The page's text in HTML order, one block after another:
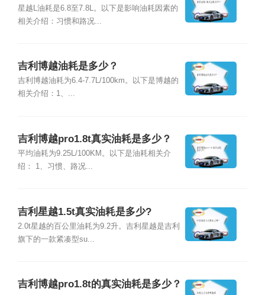
星越L油耗是6.8至7.8L。以下是影响油耗因素的
相关介绍：习惯和路况...
吉利博越油耗是多少？
吉利博越油耗为6.4-7.7L/100km。以下是博越的
相关介绍：1、...
吉利博越pro1.8t真实油耗是多少？
平均油耗为9.25L/100KM。以下是油耗相关介
绍： 1、习惯、路况...
吉利星越1.5t真实油耗是多少?
2.0t星越的百公里油耗为9.2升。吉利星越是吉利
旗下的一款紧凑型su...
吉利博越pro1.8t的真实油耗是多少？